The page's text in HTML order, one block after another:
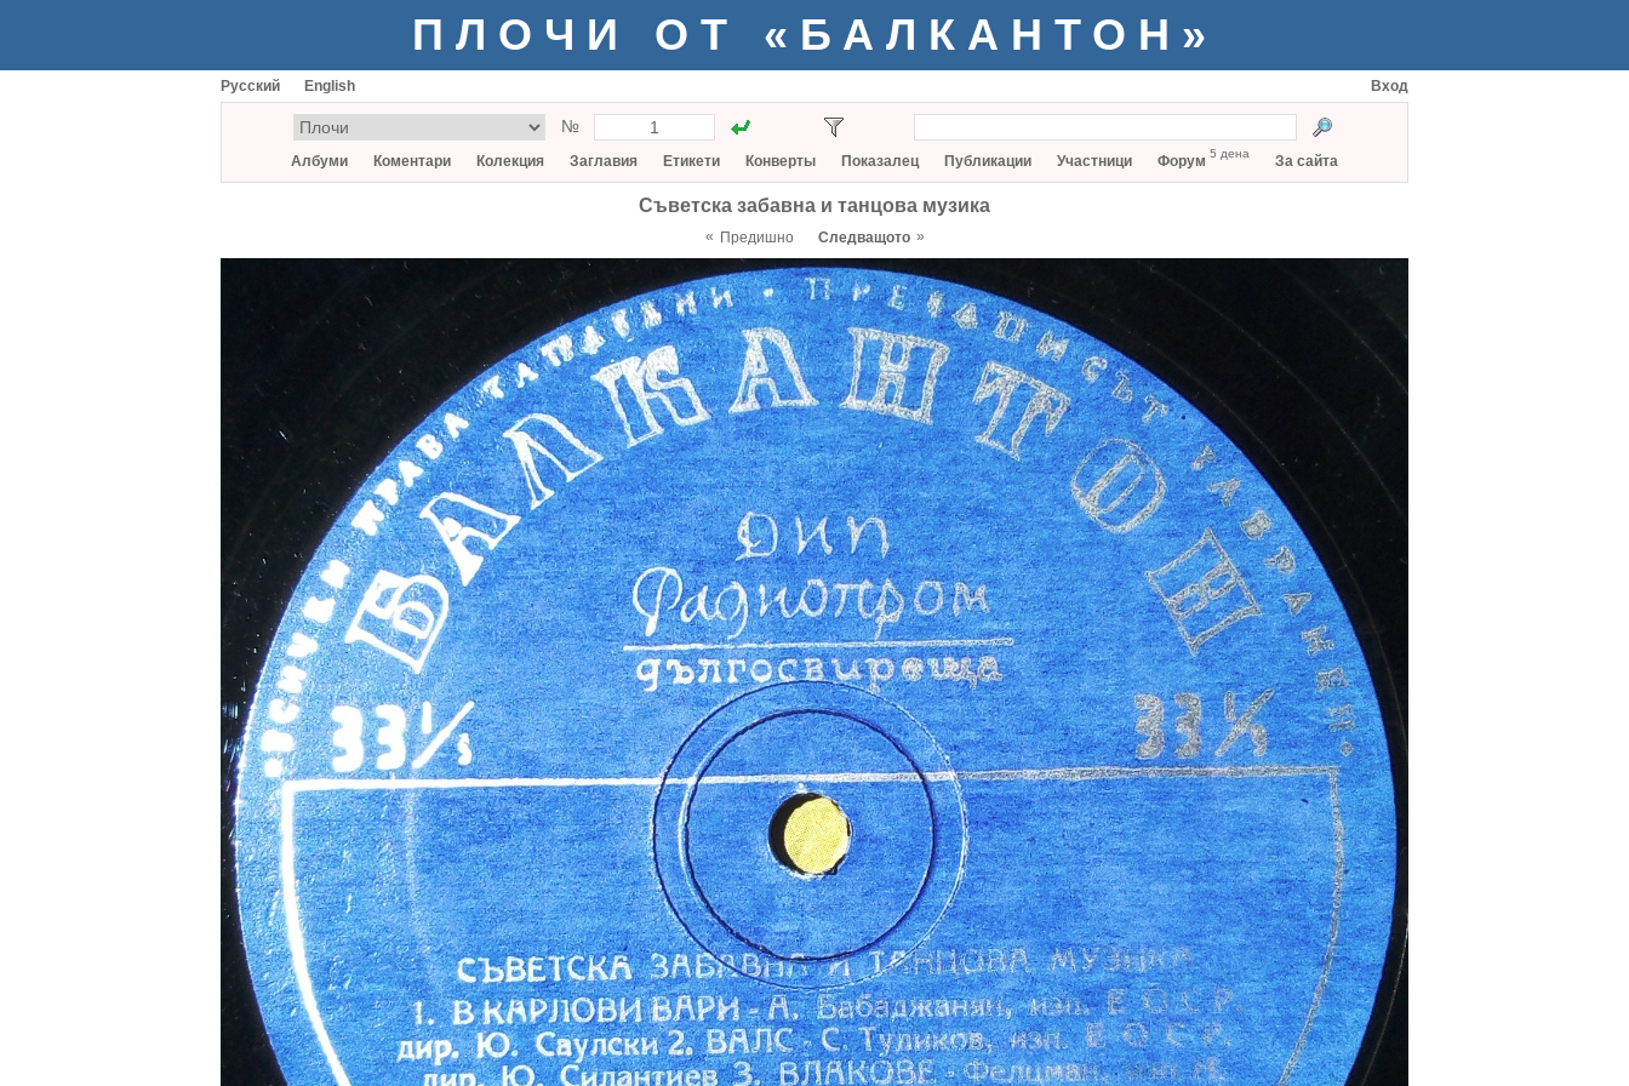
ПЛОЧИ ОТ «БАЛКАНТОН»
Русский English Вход
№
Албуми Коментари Колекция Заглавия Етикети Конверты Показалец Публикации Участници Форум 5 дена За сайта
Съветска забавна и танцова музика
« Предишно Следващото »